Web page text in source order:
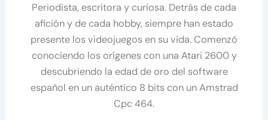
Periodista, escritora y curiosa. Detrás de cada
afición y de cada hobby, siempre han estado
presente los videojuegos en su vida. Comenzó
conociendo los orígenes con una Atari 2600 y
descubriendo la edad de oro del software
español en un auténtico 8 bits con un Amstrad
Cpc 464.